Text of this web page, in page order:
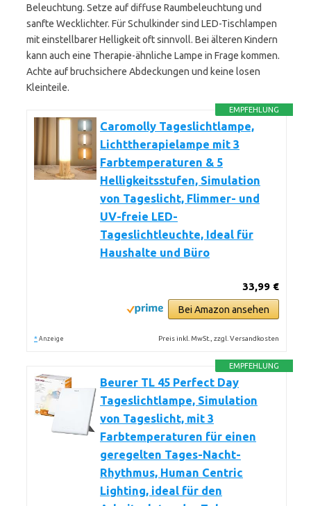
Beleuchtung. Setze auf diffuse Raumbeleuchtung und
sanfte Wecklichter. Für Schulkinder sind LED-Tischlampen
mit einstellbarer Helligkeit oft sinnvoll. Bei älteren Kindern
kann auch eine Therapie-ähnliche Lampe in Frage kommen.
Achte auf bruchsichere Abdeckungen und keine losen
Kleinteile.
EMPFEHLUNG
Caromolly Tageslichtlampe,
Lichttherapielampe mit 3
Farbtemperaturen & 5
Helligkeitsstufen, Simulation
von Tageslicht, Flimmer- und
UV-freie LED-
Tageslichtleuchte, Ideal für
Haushalte und Büro
33,99 €
Bei Amazon ansehen
* Anzeige Preis inkl. MwSt., zzgl. Versandkosten
EMPFEHLUNG
Beurer TL 45 Perfect Day
Tageslichtlampe, Simulation
von Tageslicht, mit 3
Farbtemperaturen für einen
geregelten Tages-Nacht-
Rhythmus, Human Centric
Lighting, ideal für den